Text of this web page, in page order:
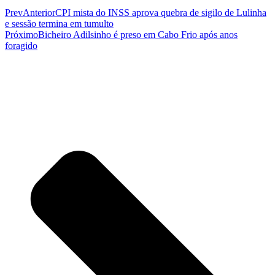
PrevAnteriorCPI mista do INSS aprova quebra de sigilo de Lulinha
e sessão termina em tumulto
PróximoBicheiro Adilsinho é preso em Cabo Frio após anos
foragido